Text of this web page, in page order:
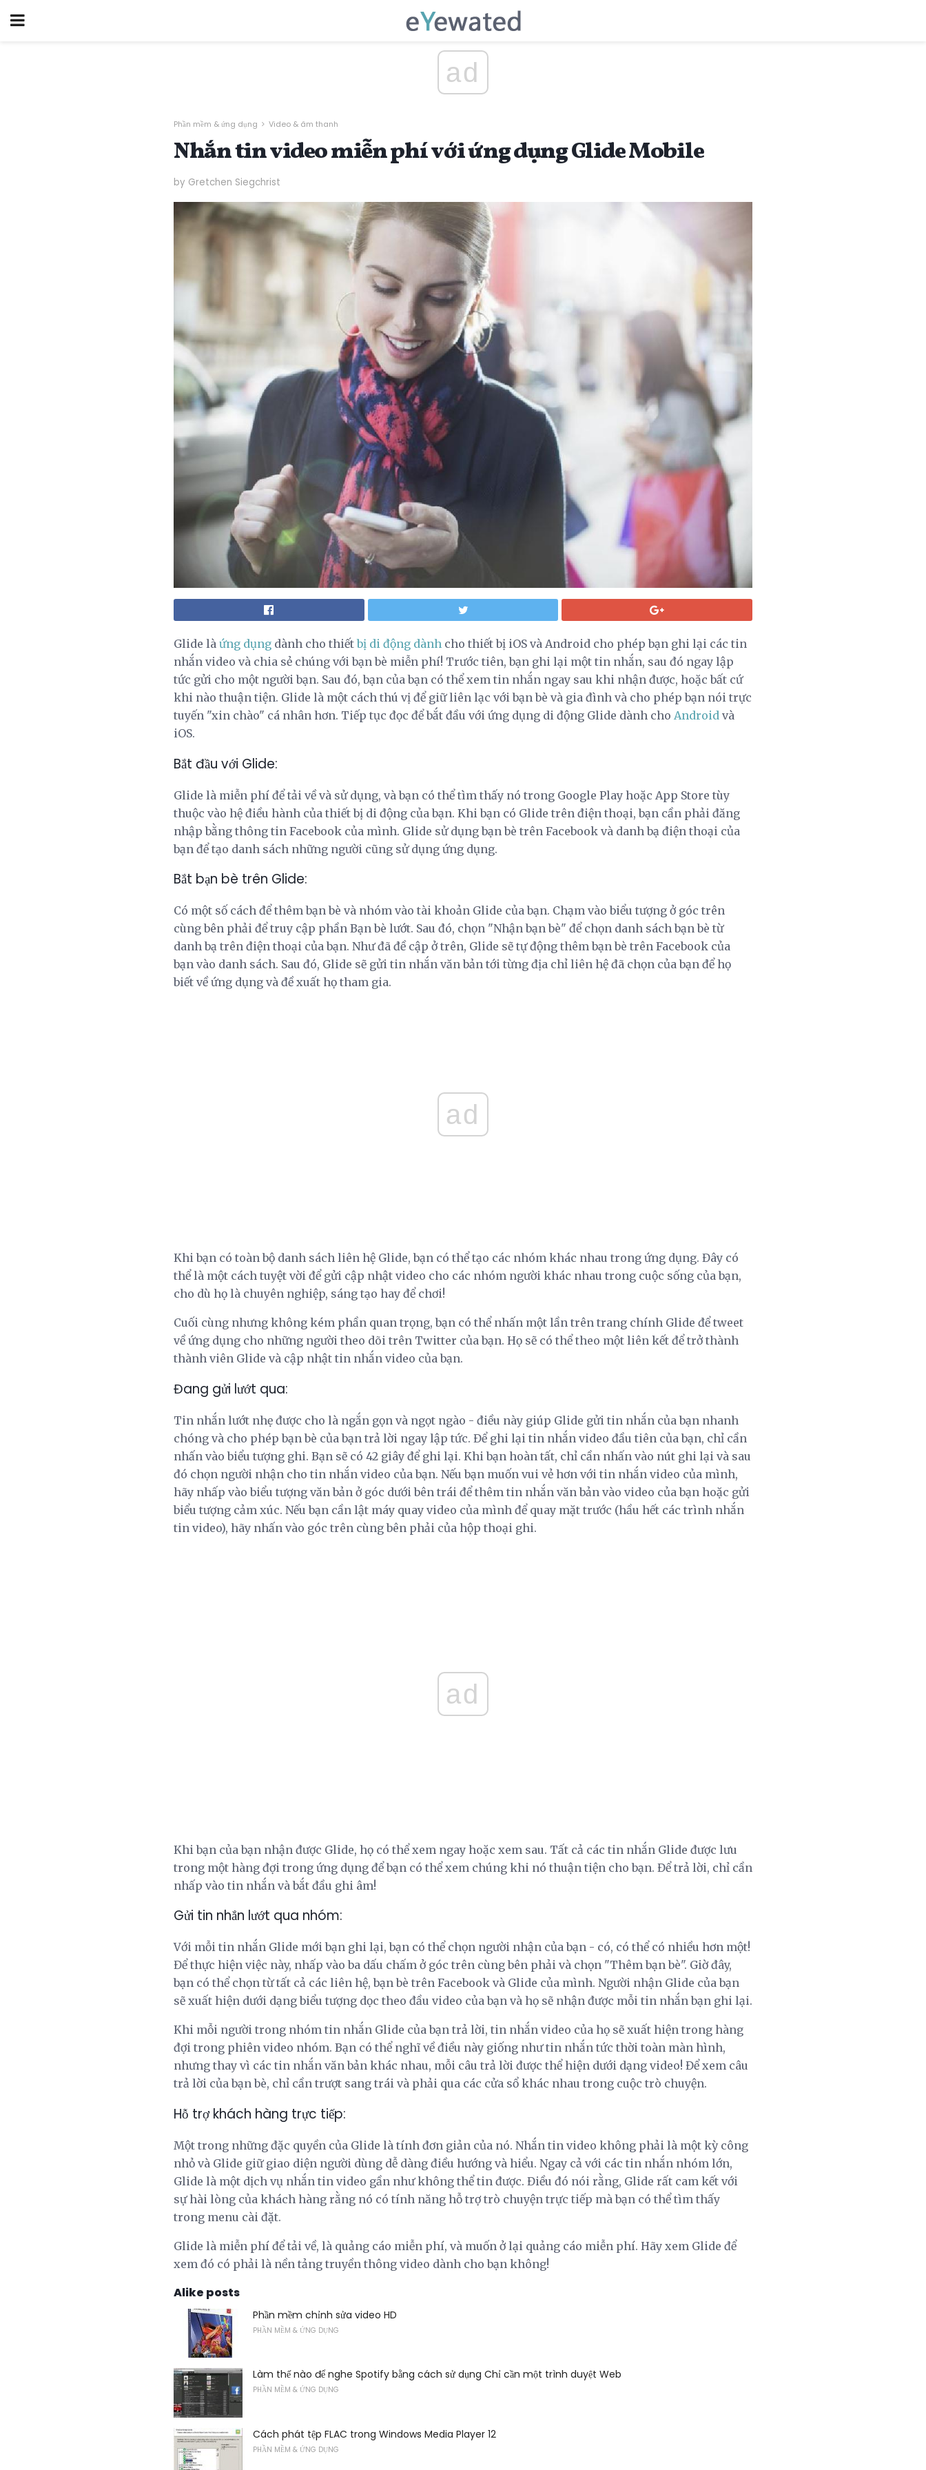
ad
Phần mềm & ứng dụng Video & âm thanh
Nhắn tin video miễn phí với ứng dụng Glide Mobile
by Gretchen Siegchrist
Glide là ứng dụng dành cho thiếtbị di động dành cho thiết bị iOS và Android cho phép bạn ghi lại các tin
nhắn video và chia sẻ chúng với bạn bè miễn phí! Trước tiên, bạn ghi lại một tin nhắn, sau đó ngay lập
tức gửi cho một người bạn. Sau đó, bạn của bạn có thể xem tin nhắn ngay sau khi nhận được, hoặc bất cứ
khi nào thuận tiện. Glide là một cách thú vị để giữ liên lạc với bạn bè và gia đình và cho phép bạn nói trực
tuyến "xin chào" cá nhân hơn. Tiếp tục đọc để bắt đầu với ứng dụng di động Glide dành cho Android và
iOS.
Bắt đầu với Glide:
Glide là miễn phí để tải về và sử dụng, và bạn có thể tìm thấy nó trong Google Play hoặc App Store tùy
thuộc vào hệ điều hành của thiết bị di động của bạn. Khi bạn có Glide trên điện thoại, bạn cần phải đăng
nhập bằng thông tin Facebook của mình. Glide sử dụng bạn bè trên Facebook và danh bạ điện thoại của
bạn để tạo danh sách những người cũng sử dụng ứng dụng.
Bắt bạn bè trên Glide:
Có một số cách để thêm bạn bè và nhóm vào tài khoản Glide của bạn. Chạm vào biểu tượng ở góc trên
cùng bên phải để truy cập phần Bạn bè lướt. Sau đó, chọn "Nhận bạn bè" để chọn danh sách bạn bè từ
danh bạ trên điện thoại của bạn. Như đã đề cập ở trên, Glide sẽ tự động thêm bạn bè trên Facebook của
bạn vào danh sách. Sau đó, Glide sẽ gửi tin nhắn văn bản tới từng địa chỉ liên hệ đã chọn của bạn để họ
biết về ứng dụng và đề xuất họ tham gia.
ad
Khi bạn có toàn bộ danh sách liên hệ Glide, bạn có thể tạo các nhóm khác nhau trong ứng dụng. Đây có
thể là một cách tuyệt vời để gửi cập nhật video cho các nhóm người khác nhau trong cuộc sống của bạn,
cho dù họ là chuyên nghiệp, sáng tạo hay để chơi!
Cuối cùng nhưng không kém phần quan trọng, bạn có thể nhấn một lần trên trang chính Glide để tweet
về ứng dụng cho những người theo dõi trên Twitter của bạn. Họ sẽ có thể theo một liên kết để trở thành
thành viên Glide và cập nhật tin nhắn video của bạn.
Đang gửi lướt qua:
Tin nhắn lướt nhẹ được cho là ngắn gọn và ngọt ngào - điều này giúp Glide gửi tin nhắn của bạn nhanh
chóng và cho phép bạn bè của bạn trả lời ngay lập tức. Để ghi lại tin nhắn video đầu tiên của bạn, chỉ cần
nhấn vào biểu tượng ghi. Bạn sẽ có 42 giây để ghi lại. Khi bạn hoàn tất, chỉ cần nhấn vào nút ghi lại và sau
đó chọn người nhận cho tin nhắn video của bạn. Nếu bạn muốn vui vẻ hơn với tin nhắn video của mình,
hãy nhấp vào biểu tượng văn bản ở góc dưới bên trái để thêm tin nhắn văn bản vào video của bạn hoặc gửi
biểu tượng cảm xúc. Nếu bạn cần lật máy quay video của mình để quay mặt trước (hầu hết các trình nhắn
tin video), hãy nhấn vào góc trên cùng bên phải của hộp thoại ghi.
ad
Khi bạn của bạn nhận được Glide, họ có thể xem ngay hoặc xem sau. Tất cả các tin nhắn Glide được lưu
trong một hàng đợi trong ứng dụng để bạn có thể xem chúng khi nó thuận tiện cho bạn. Để trả lời, chỉ cần
nhấp vào tin nhắn và bắt đầu ghi âm!
Gửi tin nhắn lướt qua nhóm:
Với mỗi tin nhắn Glide mới bạn ghi lại, bạn có thể chọn người nhận của bạn - có, có thể có nhiều hơn một!
Để thực hiện việc này, nhấp vào ba dấu chấm ở góc trên cùng bên phải và chọn "Thêm bạn bè". Giờ đây,
bạn có thể chọn từ tất cả các liên hệ, bạn bè trên Facebook và Glide của mình. Người nhận Glide của bạn
sẽ xuất hiện dưới dạng biểu tượng dọc theo đầu video của bạn và họ sẽ nhận được mỗi tin nhắn bạn ghi lại.
Khi mỗi người trong nhóm tin nhắn Glide của bạn trả lời, tin nhắn video của họ sẽ xuất hiện trong hàng
đợi trong phiên video nhóm. Bạn có thể nghĩ về điều này giống như tin nhắn tức thời toàn màn hình,
nhưng thay vì các tin nhắn văn bản khác nhau, mỗi câu trả lời được thể hiện dưới dạng video! Để xem câu
trả lời của bạn bè, chỉ cần trượt sang trái và phải qua các cửa sổ khác nhau trong cuộc trò chuyện.
Hỗ trợ khách hàng trực tiếp:
Một trong những đặc quyền của Glide là tính đơn giản của nó. Nhắn tin video không phải là một kỳ công
nhỏ và Glide giữ giao diện người dùng dễ dàng điều hướng và hiểu. Ngay cả với các tin nhắn nhóm lớn,
Glide là một dịch vụ nhắn tin video gần như không thể tin được. Điều đó nói rằng, Glide rất cam kết với
sự hài lòng của khách hàng rằng nó có tính năng hỗ trợ trò chuyện trực tiếp mà bạn có thể tìm thấy
trong menu cài đặt.
Glide là miễn phí để tải về, là quảng cáo miễn phí, và muốn ở lại quảng cáo miễn phí. Hãy xem Glide để
xem đó có phải là nền tảng truyền thông video dành cho bạn không!
Alike posts
Phần mềm chỉnh sửa video HD
PHẦN MỀM & ỨNG DỤNG
Làm thế nào để nghe Spotify bằng cách sử dụng Chỉ cần một trình duyệt Web
PHẦN MỀM & ỨNG DỤNG
Cách phát tệp FLAC trong Windows Media Player 12
PHẦN MỀM & ỨNG DỤNG